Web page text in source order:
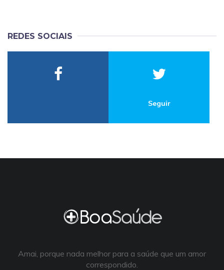
REDES SOCIAIS
Seguir
Amai, porque nada melhor para a saúde que um amor
correspondido.